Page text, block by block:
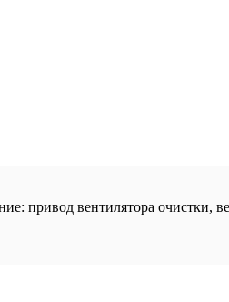
привод вентилятора очистки,